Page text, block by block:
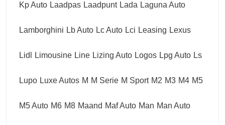
Kp Auto Laadpas Laadpunt Lada Laguna Auto
Lamborghini Lb Auto Lc Auto Lci Leasing Lexus
Lidl Limousine Line Lizing Auto Logos Lpg Auto Ls
Lupo Luxe Autos M M Serie M Sport M2 M3 M4 M5
M5 Auto M6 M8 Maand Maf Auto Man Man Auto